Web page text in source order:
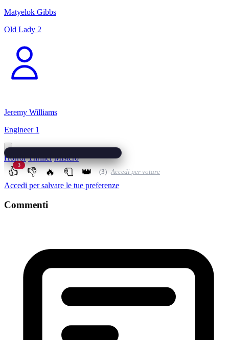
Matyelok Gibbs
Old Lady 2
Jeremy Williams
Engineer 1
Horror Thriller Mistero
👍
3
👎 🔥 🧻 👑 (3) Accedi per votare
Accedi per salvare le tue preferenze
Commenti